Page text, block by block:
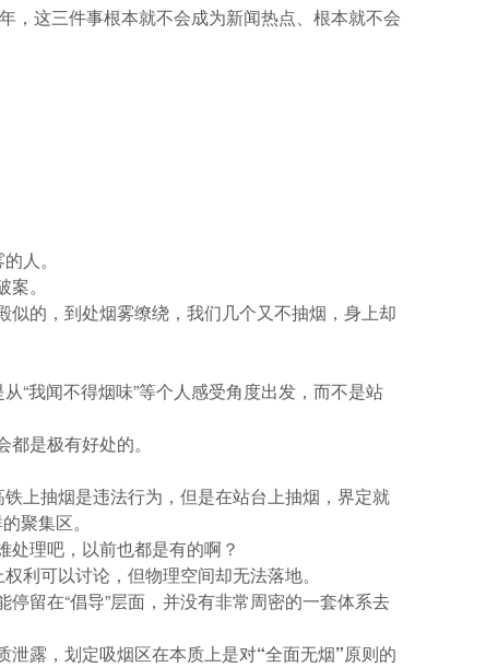
，这三件事根本就不会成为新闻热点、根本就不会
人。
。
的，到处烟雾缭绕，我们几个又不抽烟，身上却
“我闻不得烟味”等个人感受角度出发，而不是站
是极有好处的。
上抽烟是违法行为，但是在站台上抽烟，界定就
聚集区。
理吧，以前也都是有的啊？
权利可以讨论，但物理空间却无法落地。
留在“倡导”层面，并没有非常周密的一套体系去
露，划定吸烟区在本质上是对“全面无烟”原则的